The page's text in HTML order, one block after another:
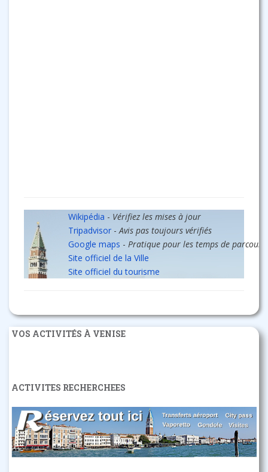
Wikipédia - Vérifiez les mises à jour
Tripadvisor- Avis pas toujours vérifiés
Google maps - Pratique pour les temps de parcours
Site officiel de la Ville
Site officiel du tourisme
VOS ACTIVITÉS À VENISE
ACTIVITES RECHERCHEES